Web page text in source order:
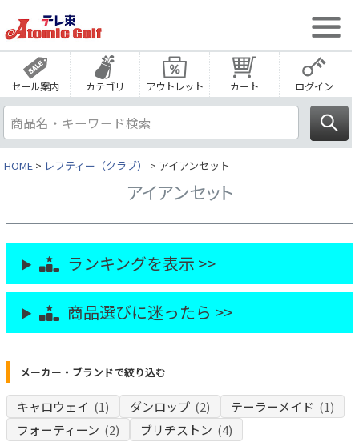
セール案内 カテゴリ アウトレット カート ログイン
HOME レフティー（クラブ） アイアンセット
アイアンセット
ランキングを表示 >>
商品選びに迷ったら >>
メーカー・ブランドで絞り込む
キャロウェイ (1) ダンロップ (2) テーラーメイド (1)
フォーティーン (2) ブリヂストン (4)